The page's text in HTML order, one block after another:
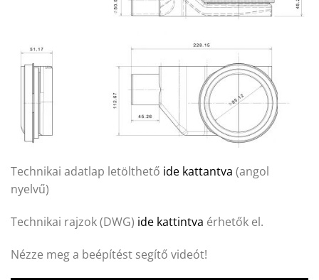
Technikai adatlap letölthető ide kattantva (angol
nyelvű)
Technikai rajzok (DWG) ide kattintva érhetők el.
Nézze meg a beépítést segítő videót!